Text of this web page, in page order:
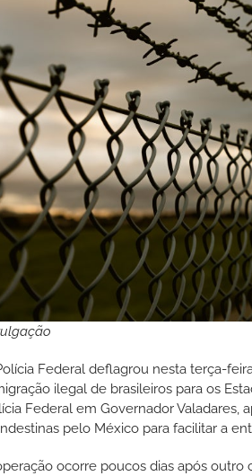
Federal deflagrou nesta terça-
ilegal de brasileiros para os
Federal em Governador Valadares,
pelo México para facilitar a
ocorre poucos dias após